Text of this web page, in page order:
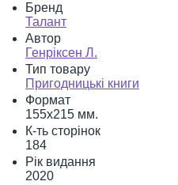
Бренд
Талант
Автор
Генріксен Л.
Тип товару
Пригодницькі книги
Формат
155х215 мм.
К-ть сторінок
184
Рік видання
2020